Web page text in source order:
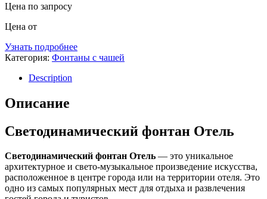
Цена по запросу
Цена от
Узнать подробнее
Категория: Фонтаны с чашей
Description
Описание
Светодинамический фонтан Отель
Светодинамический фонтан Отель — это уникальное
архитектурное и свето-музыкальное произведение искусства,
расположенное в центре города или на территории отеля. Это
одно из самых популярных мест для отдыха и развлечения